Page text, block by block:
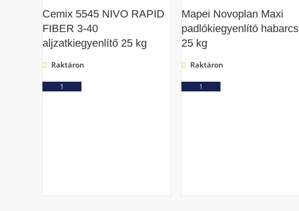
Cemix 5545 NIVO RAPID
FIBER 3-40
aljzatkiegyenlítő 25 kg
Raktáron
Mapei Novoplan Maxi
padlókiegyenlító habarcs
25 kg
Raktáron